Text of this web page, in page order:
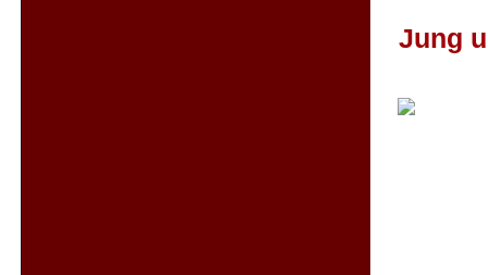
Jung